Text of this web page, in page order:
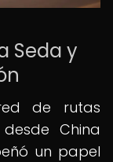
Seda y
de rutas
China
un papel